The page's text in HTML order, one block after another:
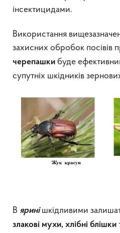
інсектицидами.
Використання
захисних обробок посівів
черепашки буде
супутніх шкідників
В яринішкідливими
злакові мухи, хлібні блішки